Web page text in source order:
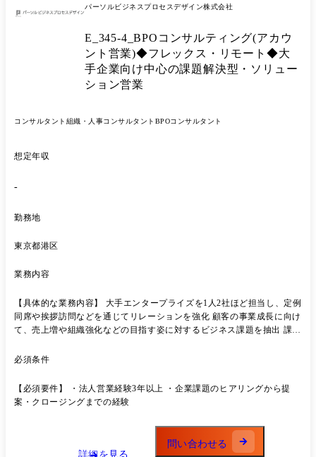
その場合は出向先の定める職種)
パーソルビジネスプロセスデザイン株式会社
E_345-4_BPOコンサルティング(アカウ
ント営業)◆フレックス・リモート◆大
手企業向け中心の課題解決型・ソリュー
ション営業
コンサルタント 組織・人事コンサルタント BPOコンサルタント
想定年収
-
勤務地
東京都港区
業務内容
【具体的な業務内容】 大手エンタープライズを1人2社ほど担当し、定例
同席や挨拶訪問などを通じてリレーションを強化 顧客の事業成長に向け
て、売上増や組織強化などの目指す姿に対するビジネス課題を抽出 課題
供チームと連携 提案資料を作成し、顧客の管理職層へのプレゼンテーシ
など様々。 ◎業務のポイント これまでの取引や社内の実績を確認し、
部門間のバランスを考えた価格・契約条件で提案し、全体最適を重視し
営業として独自の関係づくりを並行して行い、アカウント全体を広げて
いきます。 担当企業は大手エンタープライズ2社程が基本とし、親会社
やグループ企業へと深耕します。 顧客理解に注力でき、伴走しやすい体
必須条件
【必須要件】 ・法人営業経験3年以上 ・企業課題のヒアリングから提
案・クロージングまでの経験
詳細を見る
問い合わせる